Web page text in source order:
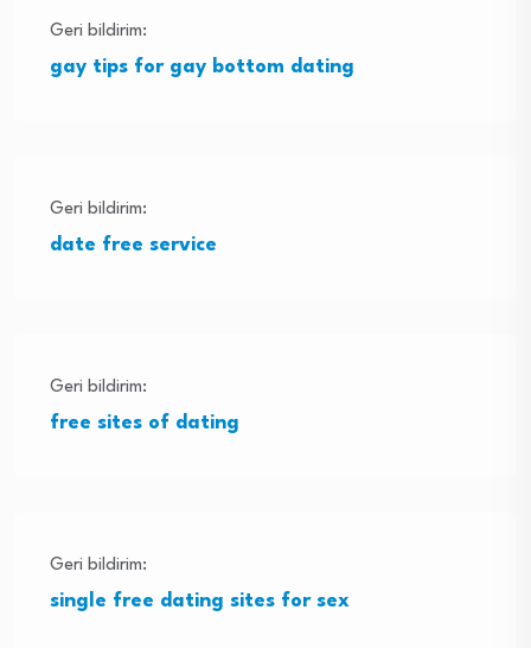
Geri bildirim:
gay tips for gay bottom dating
Geri bildirim:
date free service
Geri bildirim:
free sites of dating
Geri bildirim:
single free dating sites for sex